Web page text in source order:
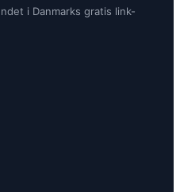
i Danmarks gratis link-